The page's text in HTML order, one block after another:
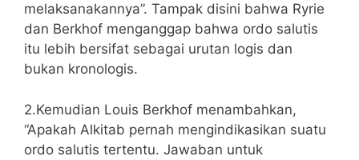
melaksanakannya”. Tampak disini bahwa Ryrie
dan Berkhof menganggap bahwa ordo salutis
itu lebih bersifat sebagai urutan logis dan
bukan kronologis.
2.Kemudian Louis Berkhof menambahkan,
“Apakah Alkitab pernah mengindikasikan suatu
ordo salutis tertentu. Jawaban untuk